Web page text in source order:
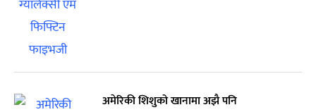
अमेरिकी शिशुको खानामा अझै पनि